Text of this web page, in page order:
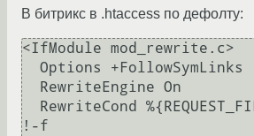
В битрикс в .htaccess по дефолту:
<IfModule mod_rewrite.c>
!-f